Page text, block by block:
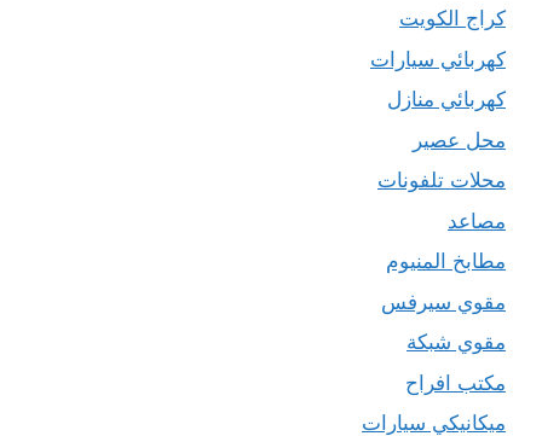
كراج الكويت
كهربائي سيارات
كهربائي منازل
محل عصير
محلات تلفونات
مصاعد
مطابخ المنيوم
مقوي سيرفس
مقوي شبكة
مكتب افراح
ميكانيكي سيارات